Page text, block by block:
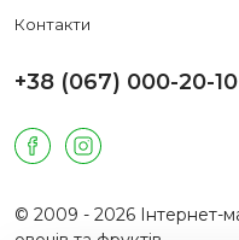
Контакти
+38 (067) 000-20-10
© 2009 - 2026 Інтернет-